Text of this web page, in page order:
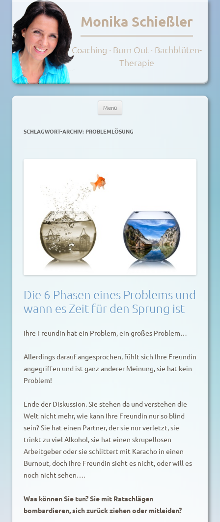
Monika Schießler
Coaching · Burn Out · Bachblüten-
Therapie
SCHLAGWORT-ARCHIV: PROBLEMLÖSUNG
Die 6 Phasen eines Problems und
wann es Zeit für den Sprung ist
Ihre Freundin hat ein Problem, ein großes Problem…
Allerdings darauf angesprochen, fühlt sich Ihre Freundin
angegriffen und ist ganz anderer Meinung, sie hat kein
Problem!
Ende der Diskussion. Sie stehen da und verstehen die
Welt nicht mehr, wie kann Ihre Freundin nur so blind
sein? Sie hat einen Partner, der sie nur verletzt, sie
trinkt zu viel Alkohol, sie hat einen skrupellosen
Arbeitgeber oder sie schlittert mit Karacho in einen
Burnout, doch Ihre Freundin sieht es nicht, oder will es
noch nicht sehen….
Was können Sie tun? Sie mit Ratschlägen
bombardieren, sich zurück ziehen oder mitleiden?
Menü
springen